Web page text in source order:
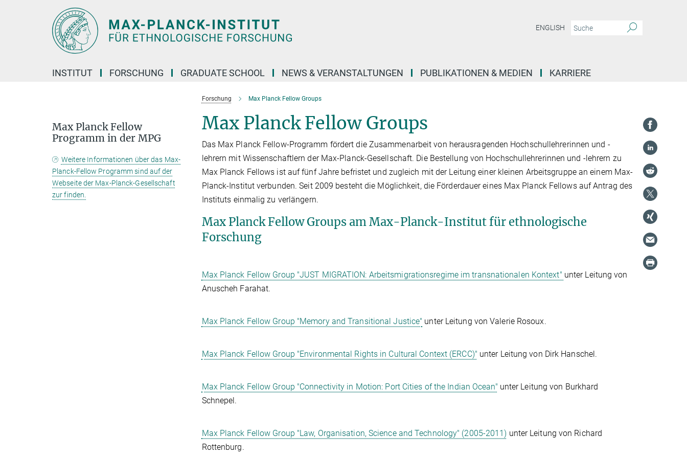
ENGLISH
INSTITUT FORSCHUNG GRADUATE SCHOOL NEWS & VERANSTALTUNGEN PUBLIKATIONEN & MEDIEN KARRIERE
Forschung Max Planck Fellow Groups
Max Planck Fellow Groups
Das Max Planck Fellow-Programm fördert die Zusammenarbeit von herausragenden Hochschullehrerinnen und -
lehrern mit Wissenschaftlern der Max-Planck-Gesellschaft. Die Bestellung von Hochschullehrerinnen und -lehrern zu
Max Planck Fellows ist auf fünf Jahre befristet und zugleich mit der Leitung einer kleinen Arbeitsgruppe an einem Max-
Planck-Institut verbunden. Seit 2009 besteht die Möglichkeit, die Förderdauer eines Max Planck Fellows auf Antrag des
Instituts einmalig zu verlängern.
Max Planck Fellow Groups am Max-Planck-Institut für ethnologische
Forschung
Max Planck Fellow Group "JUST MIGRATION: Arbeitsmigrationsregime im transnationalen Kontext" unter Leitung von
Anuscheh Farahat.
Max Planck Fellow Group "Memory and Transitional Justice" unter Leitung von Valerie Rosoux.
Max Planck Fellow Group "Environmental Rights in Cultural Context (ERCC)" unter Leitung von Dirk Hanschel.
Max Planck Fellow Group "Connectivity in Motion: Port Cities of the Indian Ocean" unter Leitung von Burkhard
Schnepel.
Max Planck Fellow Group "Law, Organisation, Science and Technology" (2005-2011) unter Leitung von Richard
Rottenburg.
Max Planck Fellow
Programm in der MPG
Weitere Informationen über das Max-
Planck-Fellow Programm sind auf der
Webseite der Max-Planck-Gesellschaft
zur finden.